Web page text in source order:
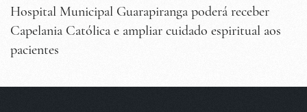
Hospital Municipal Guarapiranga poderá receber
Capelania Católica e ampliar cuidado espiritual aos
pacientes